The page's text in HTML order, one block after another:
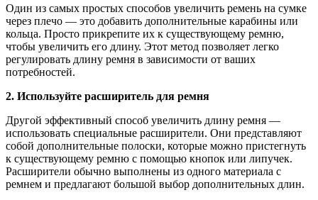
Один из самых простых способов увеличить ремень на сумке
через плечо — это добавить дополнительные карабины или
кольца. Просто прикрепите их к существующему ремню,
чтобы увеличить его длину. Этот метод позволяет легко
регулировать длину ремня в зависимости от ваших
потребностей.
2. Используйте расширитель для ремня
Другой эффективный способ увеличить длину ремня —
использовать специальные расширители. Они представляют
собой дополнительные полоски, которые можно пристегнуть
к существующему ремню с помощью кнопок или липучек.
Расширители обычно выполнены из одного материала с
ремнем и предлагают большой выбор дополнительных длин.